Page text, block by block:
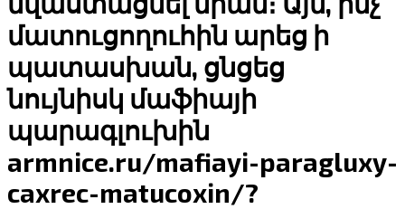
մատուցողուհին արեց ի
պատասխան, ցնցեց
նույնիսկ մաֆիայի
պարագլուխին
armnice.ru/mafiayi-paragluxy-
caxrec-matucoxin/?